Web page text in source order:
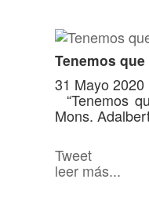
Tenemos
31 Mayo 2020
“Tenemos
Mons.
Tweet
leer más...